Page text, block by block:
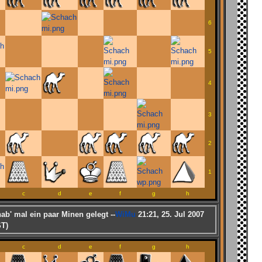
6
5
4
3
2
1
c d e f g h
mal ein paar Minen gelegt --WiMu 21:21, 25. Jul 2007
c d e f g h